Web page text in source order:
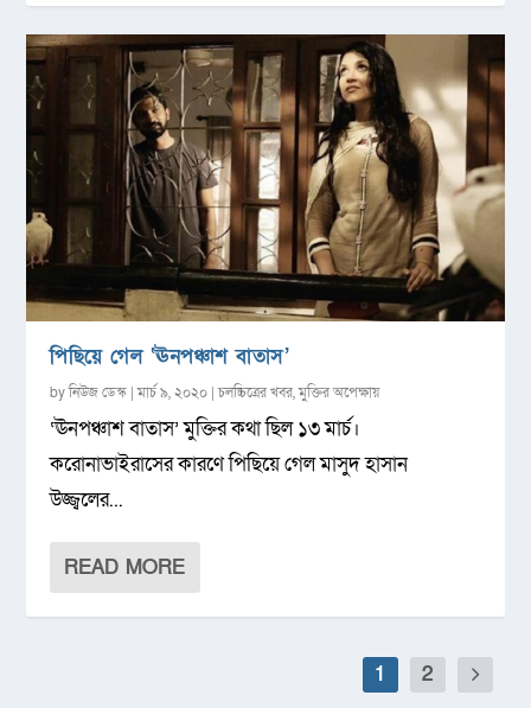
পিছিয়ে গেল ‘ঊনপঞ্চাশ বাতাস’
byনিউজ ডেস্ক |মার্চ ৯, ২০২০ |চলচ্চিত্রের খবর,মুক্তির অপেক্ষায়
‘ঊনপঞ্চাশ বাতাস’ মুক্তির কথা ছিল ১৩ মার্চ।
করোনাভাইরাসের কারণে পিছিয়ে গেল মাসুদ হাসান
উজ্জ্বলের...
READ MORE
1 2